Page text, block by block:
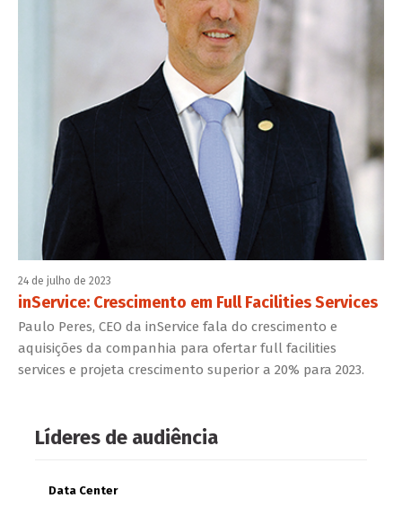
24 de julho de 2023
inService: Crescimento em Full Facilities Services
Paulo Peres, CEO da inService fala do crescimento e
aquisições da companhia para ofertar full facilities
services e projeta crescimento superior a 20% para 2023.
Líderes de audiência
Data Center